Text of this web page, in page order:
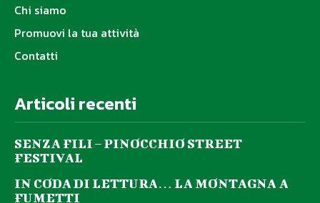
Chi siamo
Promuovi la tua attività
Contatti
Articoli recenti
SENZA FILI – PINOCCHIO STREET
FESTIVAL
IN CODA DI LETTURA… LA MONTAGNA A
FUMETTI